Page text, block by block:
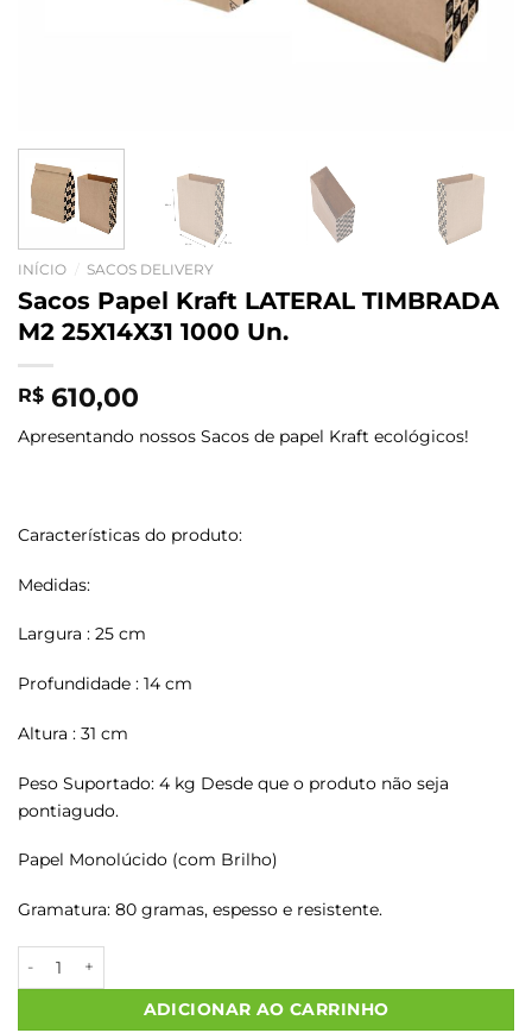
INÍCIO SACOS DELIVERY
Sacos Papel Kraft LATERAL TIMBRADA
M2 25X14X31 1000 Un.
R$ 610,00
Apresentando nossos Sacos de papel Kraft ecológicos!
Características do produto:
Medidas:
Largura : 25 cm
Profundidade : 14 cm
Altura : 31 cm
Peso Suportado: 4 kg Desde que o produto não seja
pontiagudo.
Papel Monolúcido (com Brilho)
Gramatura: 80 gramas, espesso e resistente.
ADICIONAR AO CARRINHO